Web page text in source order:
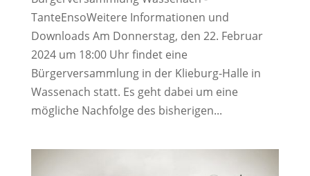
TanteEnsoWeitere Informationen und
Downloads Am Donnerstag, den 22. Februar
2024 um 18:00 Uhr findet eine
Bürgerversammlung in der Klieburg-Halle in
Wassenach statt. Es geht dabei um eine
mögliche Nachfolge des bisherigen...